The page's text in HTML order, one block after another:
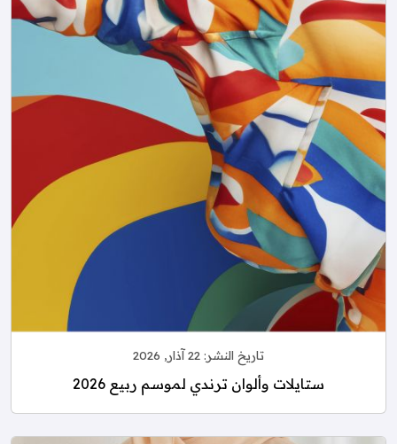
تاريخ النشر: 22 آذار, 2026
ستايلات وألوان ترندي لموسم ربيع 2026